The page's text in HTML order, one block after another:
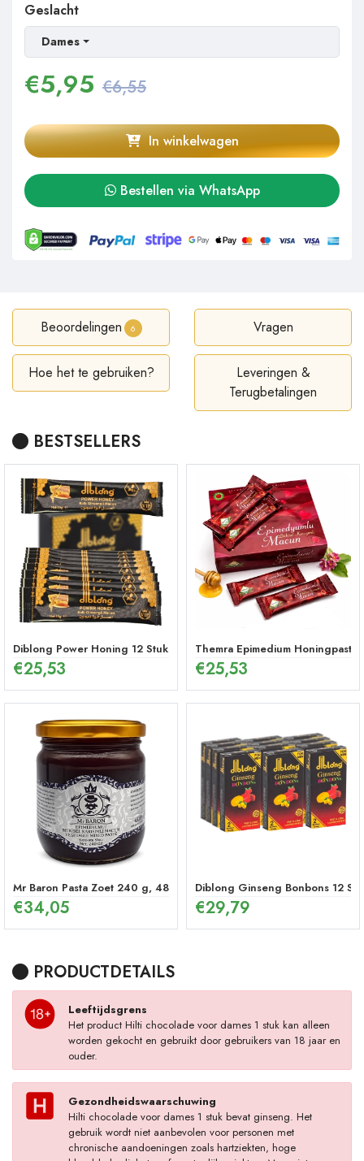
Geslacht
Dames
€5,95 €6,55
In winkelwagen
Bestellen via WhatsApp
Beoordelingen 6 Vragen
Hoe het te gebruiken?
Leveringen &
Terugbetalingen
BESTSELLERS
Diblong Power Honing 12 Stuks
€25,53
Themra Epimedium
€25,53
Mr Baron Pasta Zoet 240 g, 48 Uur Effectieve Ginseng Pepermunt
€34,05
Diblong Ginseng Bonbons 12
€29,79
PRODUCTDETAILS
Leeftijdsgrens
Het product Hilti chocolade voor dames 1 stuk kan alleen
worden gekocht en gebruikt door gebruikers van 18 jaar en
ouder.
Gezondheidswaarschuwing
Hilti chocolade voor dames 1 stuk bevat ginseng. Het
gebruik wordt niet aanbevolen voor personen met
chronische aandoeningen zoals hartziekten, hoge